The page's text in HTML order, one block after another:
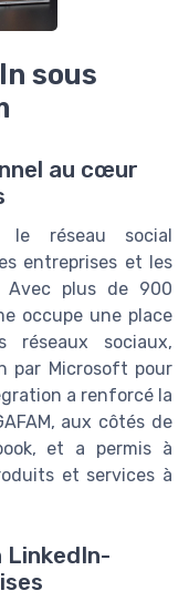
sous
au cœur
le réseau social
entreprises et les
Avec plus de 900
occupe une place
réseaux sociaux,
par Microsoft pour
a renforcé la
aux côtés de
et a permis à
et services à
LinkedIn-